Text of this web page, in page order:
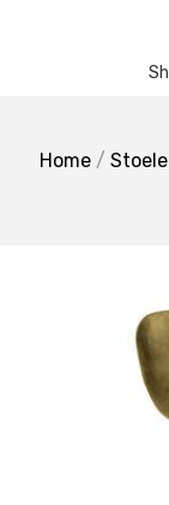
Home/